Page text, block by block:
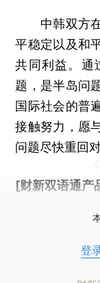
中韩双方在
平稳定以及和
共同利益。通
题，是半岛问
国际社会的普
接触努力，愿
问题尽快重回
[财新双语通产
登